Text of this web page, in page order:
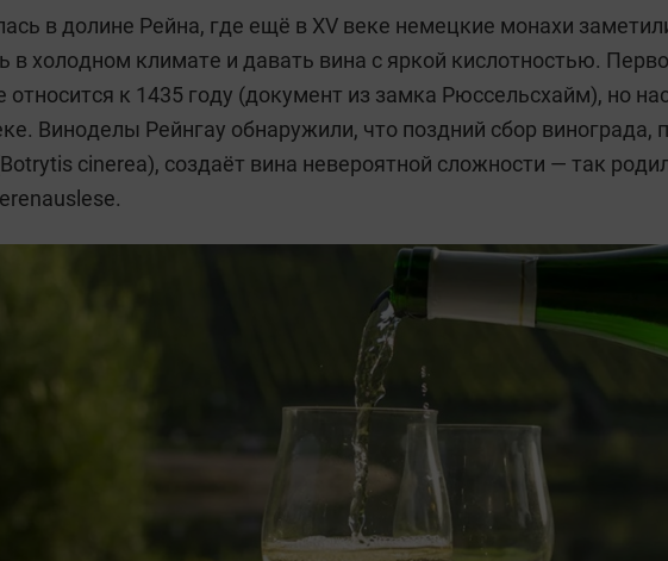
в долине Рейна, где ещё в XV веке немецкие монахи
в холодном климате и давать вина с яркой кислотностью.
к 1435 году (документ из замка Рюссельсхайм), но
Виноделы Рейнгау обнаружили, что поздний сбор винограда,
cinerea), создаёт вина невероятной сложности — так